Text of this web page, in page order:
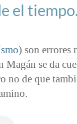
el
) son errores
Magán se da
no de que